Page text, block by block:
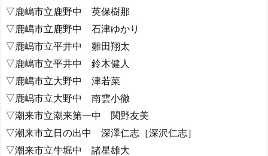
▽鹿嶋市立鹿野中 英保樹那
▽鹿嶋市立鹿野中 石津ゆかり
▽鹿嶋市立平井中 雛田翔太
▽鹿嶋市立平井中 鈴木健人
▽鹿嶋市立大野中 津若菜
▽鹿嶋市立大野中 南雲小徹
▽潮来市立潮来第一中 関野友美
▽潮来市立日の出中 深澤仁志［深沢仁志］
▽潮来市立牛堀中 諸星雄大